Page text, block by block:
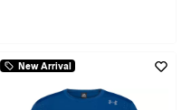
New Arrival